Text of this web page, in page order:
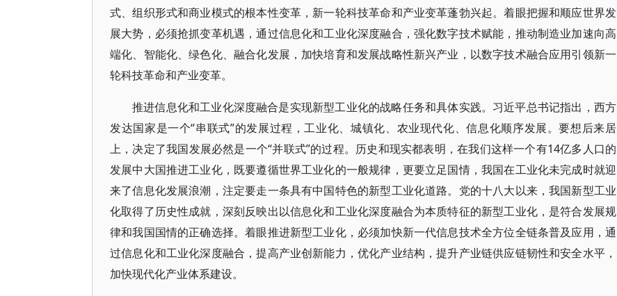
式、组织形式和商业模式的根本性变革，新一轮科技革命和产业变革蓬勃兴起。着眼把握和顺应世界发
展大势，必须抢抓变革机遇，通过信息化和工业化深度融合，强化数字技术赋能，推动制造业加速向高
端化、智能化、绿色化、融合化发展，加快培育和发展战略性新兴产业，以数字技术融合应用引领新一
轮科技革命和产业变革。
推进信息化和工业化深度融合是实现新型工业化的战略任务和具体实践。习近平总书记指出，西方
发达国家是一个“串联式”的发展过程，工业化、城镇化、农业现代化、信息化顺序发展。要想后来居
上，决定了我国发展必然是一个“并联式”的过程。历史和现实都表明，在我们这样一个有14亿多人口的
发展中大国推进工业化，既要遵循世界工业化的一般规律，更要立足国情，我国在工业化未完成时就迎
来了信息化发展浪潮，注定要走一条具有中国特色的新型工业化道路。党的十八大以来，我国新型工业
化取得了历史性成就，深刻反映出以信息化和工业化深度融合为本质特征的新型工业化，是符合发展规
律和我国国情的正确选择。着眼推进新型工业化，必须加快新一代信息技术全方位全链条普及应用，通
过信息化和工业化深度融合，提高产业创新能力，优化产业结构，提升产业链供应链韧性和安全水平，
加快现代化产业体系建设。